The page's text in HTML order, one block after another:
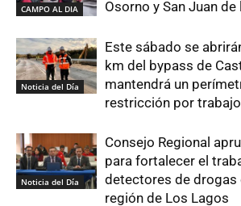
CAMPO AL DIA Osorno y San Juan de
Noticia del Día
Este sábado se
km del bypass de
mantendrá un
restricción por
Noticia del Día
Consejo Regional
para fortalecer el
detectores de drogas
región de Los Lagos